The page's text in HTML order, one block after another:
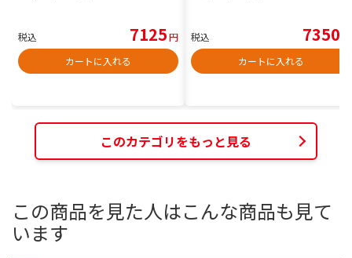
税込 7125円
カートに入れる
税込 7350
カートに入れる
このカテゴリをもっと見る
この商品を見た人はこんな商品も見て
います